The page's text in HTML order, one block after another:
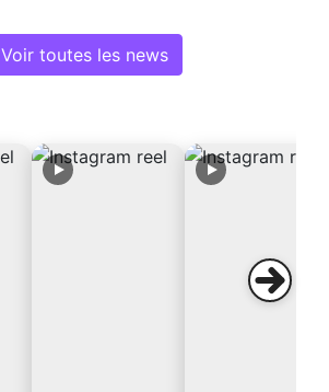
Voir toutes les news